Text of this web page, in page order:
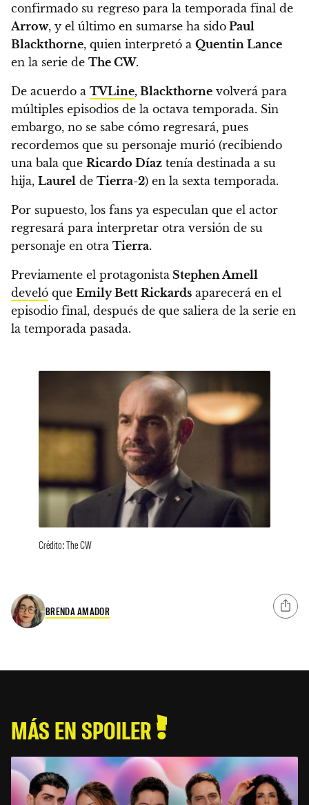
confirmado su regreso para la temporada final de
Arrow, y el último en sumarse ha sido Paul
Blackthorne, quien interpretó a Quentin Lance
en la serie de The CW.
De acuerdo a TVLine, Blackthorne volverá para
múltiples episodios de la octava temporada. Sin
embargo, no se sabe cómo regresará, pues
recordemos que su personaje murió (recibiendo
una bala que Ricardo Díaz tenía destinada a su
hija, Laurel de Tierra-2) en la sexta temporada.
Por supuesto, los fans ya especulan que el actor
regresará para interpretar otra versión de su
personaje en otra Tierra.
Previamente el protagonista Stephen Amell
develó que Emily Bett Rickards aparecerá en el
episodio final, después de que saliera de la serie en
la temporada pasada.
Crédito: The CW
BRENDA AMADOR
MÁS EN SPOILER